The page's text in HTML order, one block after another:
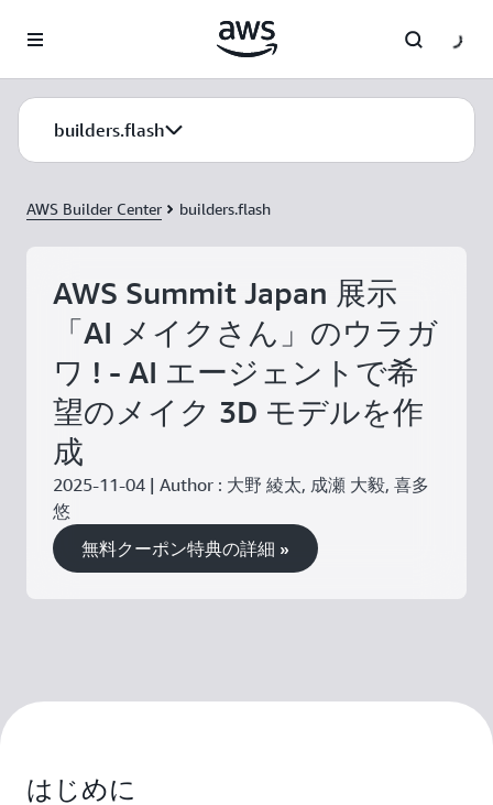
builders.flash
AWS Builder Center builders.flash
AWS Summit Japan 展示
「AI メイクさん」のウラガ
ワ ! - AI エージェントで希
望のメイク 3D モデルを作
成
2025-11-04 | Author : 大野 綾太, 成瀬 大毅, 喜多
悠
無料クーポン特典の詳細 »
はじめに